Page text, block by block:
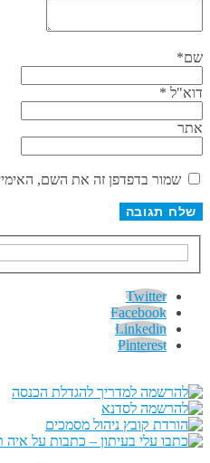
שם*
דוא"ל *
אתר
שמור בדפדפן זה את השם,
Twitter
Facebook
Linkedin
Pinterest